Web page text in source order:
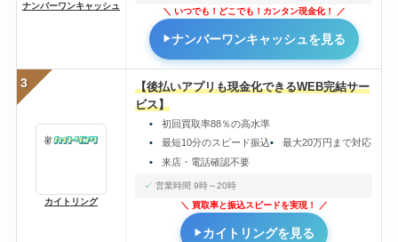
ナンバーワンキャッシュ
いつでも！どこでも！カンタン現金化！
ナンバーワンキャッシュを見る
3
カイトリング
【後払いアプリも現金化できるWEB完結サー
ビス】
初回買取率88％の高水準
最短10分のスピード振込
最大20万円まで対応
来店・電話確認不要
営業時間 9時～20時
買取率と振込スピードを実現！
カイトリングを見る